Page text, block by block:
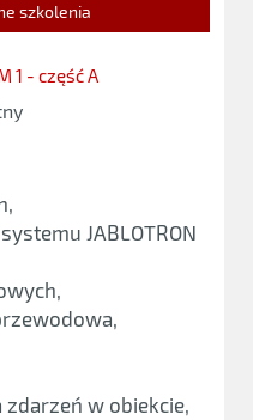
szkolenia
1 - część A
JABLOTRON
w obiekcie,